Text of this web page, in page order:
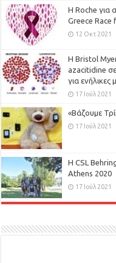
H Roche για
Greece Race
12 Οκτ 2021
Η Bristol
azacitidine
για ενήλικες
17 Ιούλ 2021
«Βάζουμε
17 Ιούλ 2021
H CSL
Athens 2020
17 Ιούλ 2021